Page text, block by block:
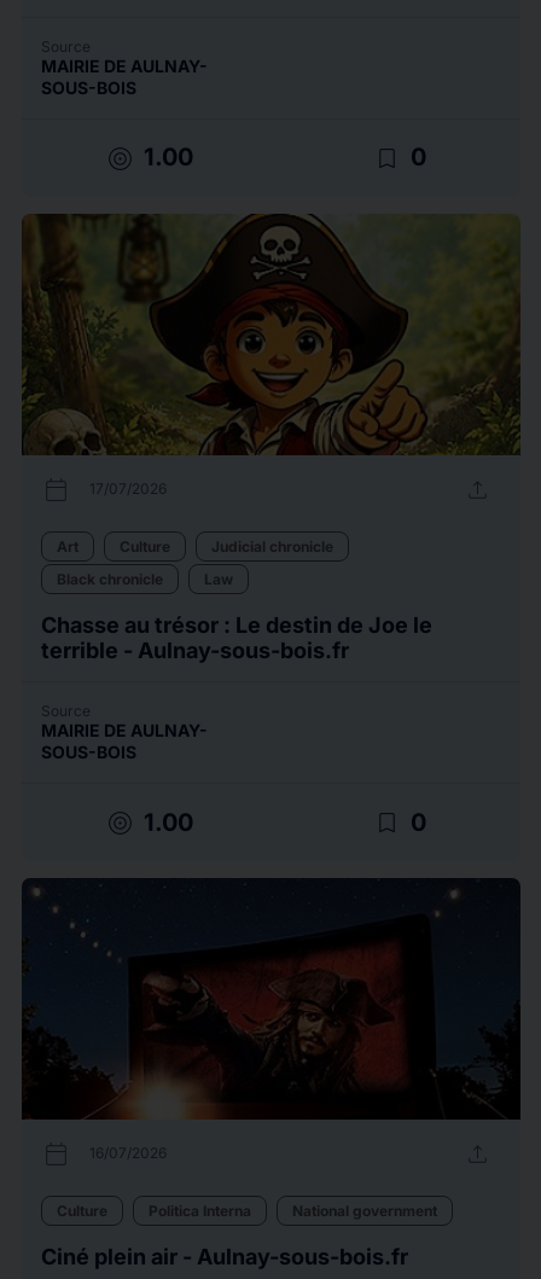
Source
MAIRIE DE AULNAY-
SOUS-BOIS
target 1.00 bookmark_border 0
calendar_today 17/07/2026 upload
Art Culture
Judicial chronicle
Black chronicle
Law
Chasse au trésor : Le destin de Joe le
terrible - Aulnay-sous-bois.fr
Source
MAIRIE DE AULNAY-
SOUS-BOIS
target 1.00 bookmark_border 0
calendar_today 16/07/2026 upload
Culture Politica Interna National government
Ciné plein air - Aulnay-sous-bois.fr